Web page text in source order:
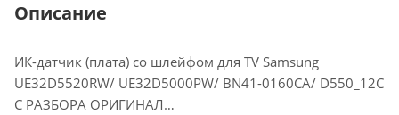
Описание
ИК-датчик (плата) со шлейфом для TV Samsung
UE32D5520RW/ UE32D5000PW/ BN41-0160CA/ D550_12C
С РАЗБОРА ОРИГИНАЛ